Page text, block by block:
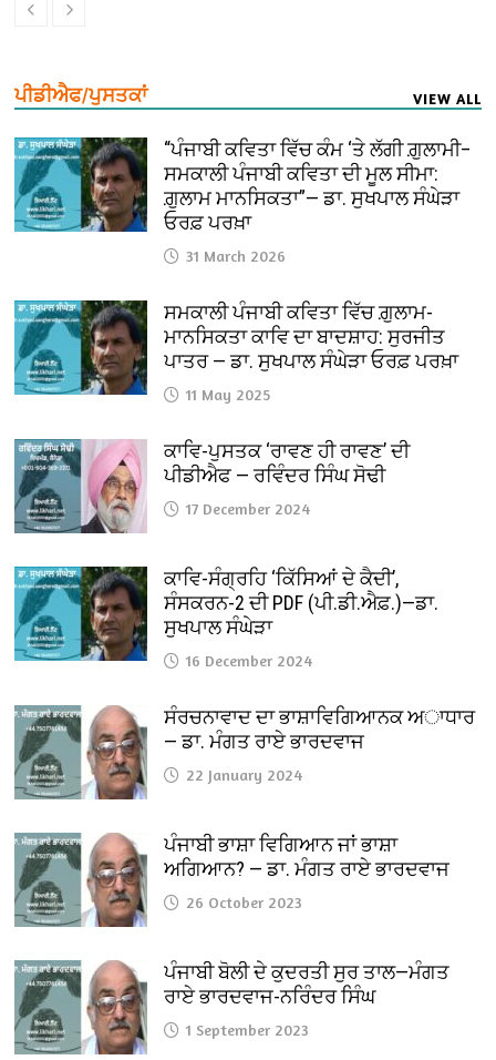
ਪੀਡੀਐਫ/ਪੁਸਤਕਾਂ VIEW ALL
“ਪੰਜਾਬੀ ਕਵਿਤਾ ਵਿੱਚ ਕੰਮ ‘ਤੇ ਲੱਗੀ ਗ਼ੁਲਾਮੀ–
ਸਮਕਾਲੀ ਪੰਜਾਬੀ ਕਵਿਤਾ ਦੀ ਮੂਲ ਸੀਮਾ:
ਗ਼ੁਲਾਮ ਮਾਨਸਿਕਤਾ”— ਡਾ. ਸੁਖਪਾਲ ਸੰਘੇੜਾ
ਓਰਫ਼ ਪਰਖ਼ਾ
31 March 2026
ਸਮਕਾਲੀ ਪੰਜਾਬੀ ਕਵਿਤਾ ਵਿੱਚ ਗ਼ੁਲਾਮ-
ਮਾਨਸਿਕਤਾ ਕਾਵਿ ਦਾ ਬਾਦਸ਼ਾਹ: ਸੁਰਜੀਤ
ਪਾਤਰ — ਡਾ. ਸੁਖਪਾਲ ਸੰਘੇੜਾ ਓਰਫ਼ ਪਰਖ਼ਾ
11 May 2025
ਕਾਵਿ-ਪੁਸਤਕ ‘ਰਾਵਣ ਹੀ ਰਾਵਣ’ ਦੀ
ਪੀਡੀਐਫ — ਰਵਿੰਦਰ ਸਿੰਘ ਸੋਢੀ
17 December 2024
ਕਾਵਿ-ਸੰਗ੍ਰਹਿ ‘ਕਿੱਸਿਆਂ ਦੇ ਕੈਦੀ’,
ਸੰਸਕਰਨ-2 ਦੀ PDF (ਪੀ.ਡੀ.ਐਫ਼.)—ਡਾ.
ਸੁਖਪਾਲ ਸੰਘੇੜਾ
16 December 2024
ਸੰਰਚਨਾਵਾਦ ਦਾ ਭਾਸ਼ਾਵਿਗਿਆਨਕ ਅਾਧਾਰ
— ਡਾ. ਮੰਗਤ ਰਾਏ ਭਾਰਦਵਾਜ
22 January 2024
ਪੰਜਾਬੀ ਭਾਸ਼ਾ ਵਿਗਿਆਨ ਜਾਂ ਭਾਸ਼ਾ
ਅਗਿਆਨ? — ਡਾ. ਮੰਗਤ ਰਾਏ ਭਾਰਦਵਾਜ
26 October 2023
ਪੰਜਾਬੀ ਬੋਲੀ ਦੇ ਕੁਦਰਤੀ ਸੁਰ ਤਾਲ—ਮੰਗਤ
ਰਾਏ ਭਾਰਦਵਾਜ-ਨਰਿੰਦਰ ਸਿੰਘ
1 September 2023